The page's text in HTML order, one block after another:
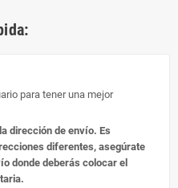
para tener una mejor
dirección de envío. Es
diferentes, asegúrate
donde deberás colocar el